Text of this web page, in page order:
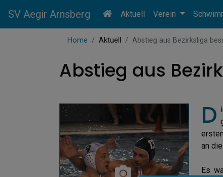
SV Aegir Arnsberg Aktuell Verein
Home Aktuell Abstieg aus Bezirksliga
Abstieg aus
D
an
Es